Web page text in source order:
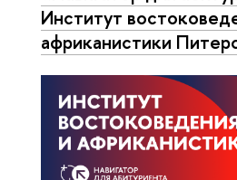
Институт
африканистики